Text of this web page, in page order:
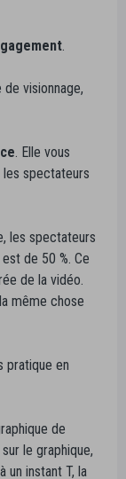
.
visionnage,
. Elle vous
spectateurs
les spectateurs
de 50 %. Ce
de la vidéo.
même chose
pratique en
de
le graphique,
un instant T, la